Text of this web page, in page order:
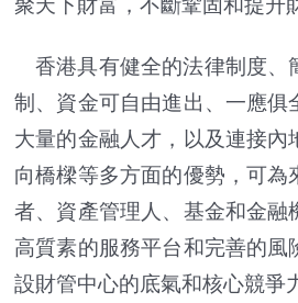
聚天下財富，不斷鞏固和提升
香港具有健全的法律制度、
制、資金可自由進出、一應俱
大量的金融人才，以及連接內
向橋樑等多方面的優勢，可為
者、資產管理人、基金和金融
高質素的服務平台和完善的風
設財管中心的底氣和核心競爭